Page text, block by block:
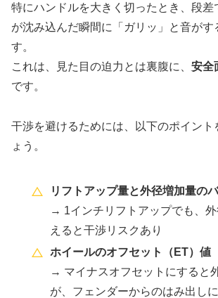
特にハンドルを大きく切ったとき、段差
が沈み込んだ瞬間に「ガリッ」と音がす
す。
これは、見た目の迫力とは裏腹に、 安全
です。
干渉を避けるためには、以下のポイント
ょう。
リフトアップ量と外径増加量の
→ 1インチリフトアップでも、
えると干渉リスクあり
ホイールのオフセット（ET）値
→ マイナスオフセットにすると
が、フェンダーからのはみ出し